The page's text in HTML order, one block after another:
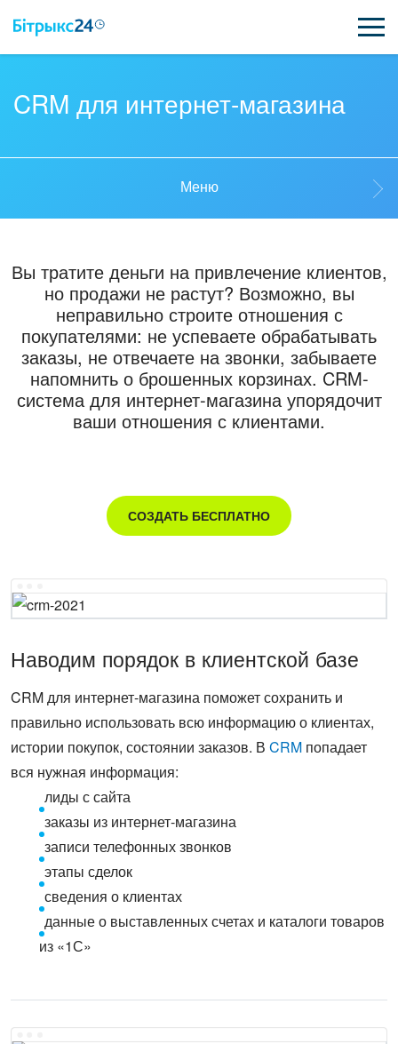
ВОЗМОЖНОСТИ
ВНЕДРЕНИЕ
ПОДДЕРЖКА
ПОЛУЧИТЬ БЕСПЛАТНО
ВХОД
ВХОД
CRM для интернет-магазина
Мероприятия
Битрикс24 Журнал
Отзывы
Меню
Вы тратите деньги на привлечение клиентов,
но продажи не растут? Возможно, вы
неправильно строите отношения с
покупателями: не успеваете обрабатывать
заказы, не отвечаете на звонки, забываете
напомнить о брошенных корзинах. CRM-
система для интернет-магазина упорядочит
ваши отношения с клиентами.
СОЗДАТЬ БЕСПЛАТНО
Наводим порядок в клиентской базе
CRM для интернет-магазина поможет сохранить и
правильно использовать всю информацию о клиентах,
истории покупок, состоянии заказов. В CRM попадает
вся нужная информация:
лиды с сайта
заказы из интернет-магазина
записи телефонных звонков
этапы сделок
сведения о клиентах
данные о выставленных счетах и каталоги товаров
из «1С»